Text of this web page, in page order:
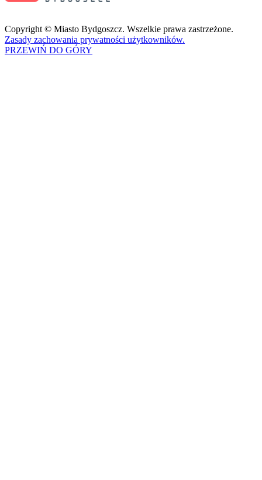
Copyright © Miasto Bydgoszcz. Wszelkie prawa zastrzeżone.
Zasady zachowania prywatności użytkowników.
PRZEWIŃ DO GÓRY